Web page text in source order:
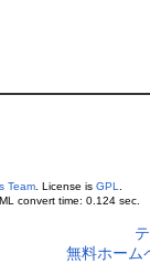
Team. License is GPL
convert time: 0.124 sec.
無料ホーム